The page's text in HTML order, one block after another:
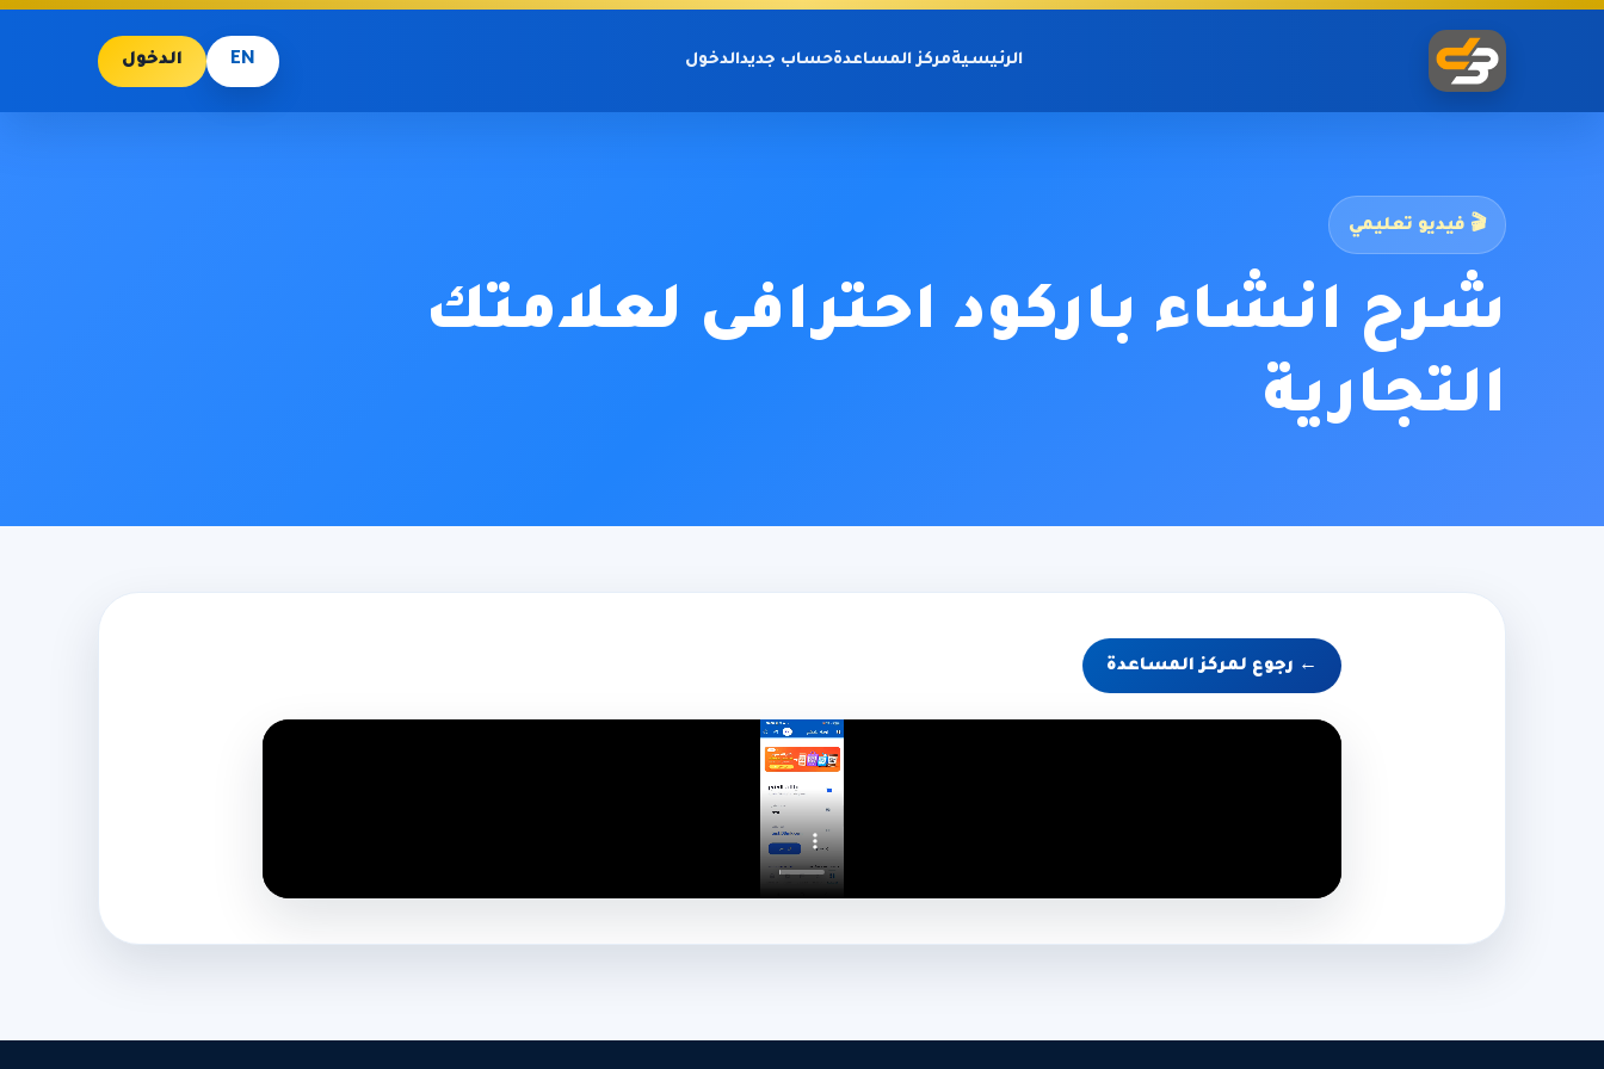
الرئيسيةمركز المساعدةحساب جديدالدخول EN الدخول
🎬 فيديو تعليمي
شرح انشاء باركود احترافى لعلامتك
التجارية
← رجوع لمركز المساعدة